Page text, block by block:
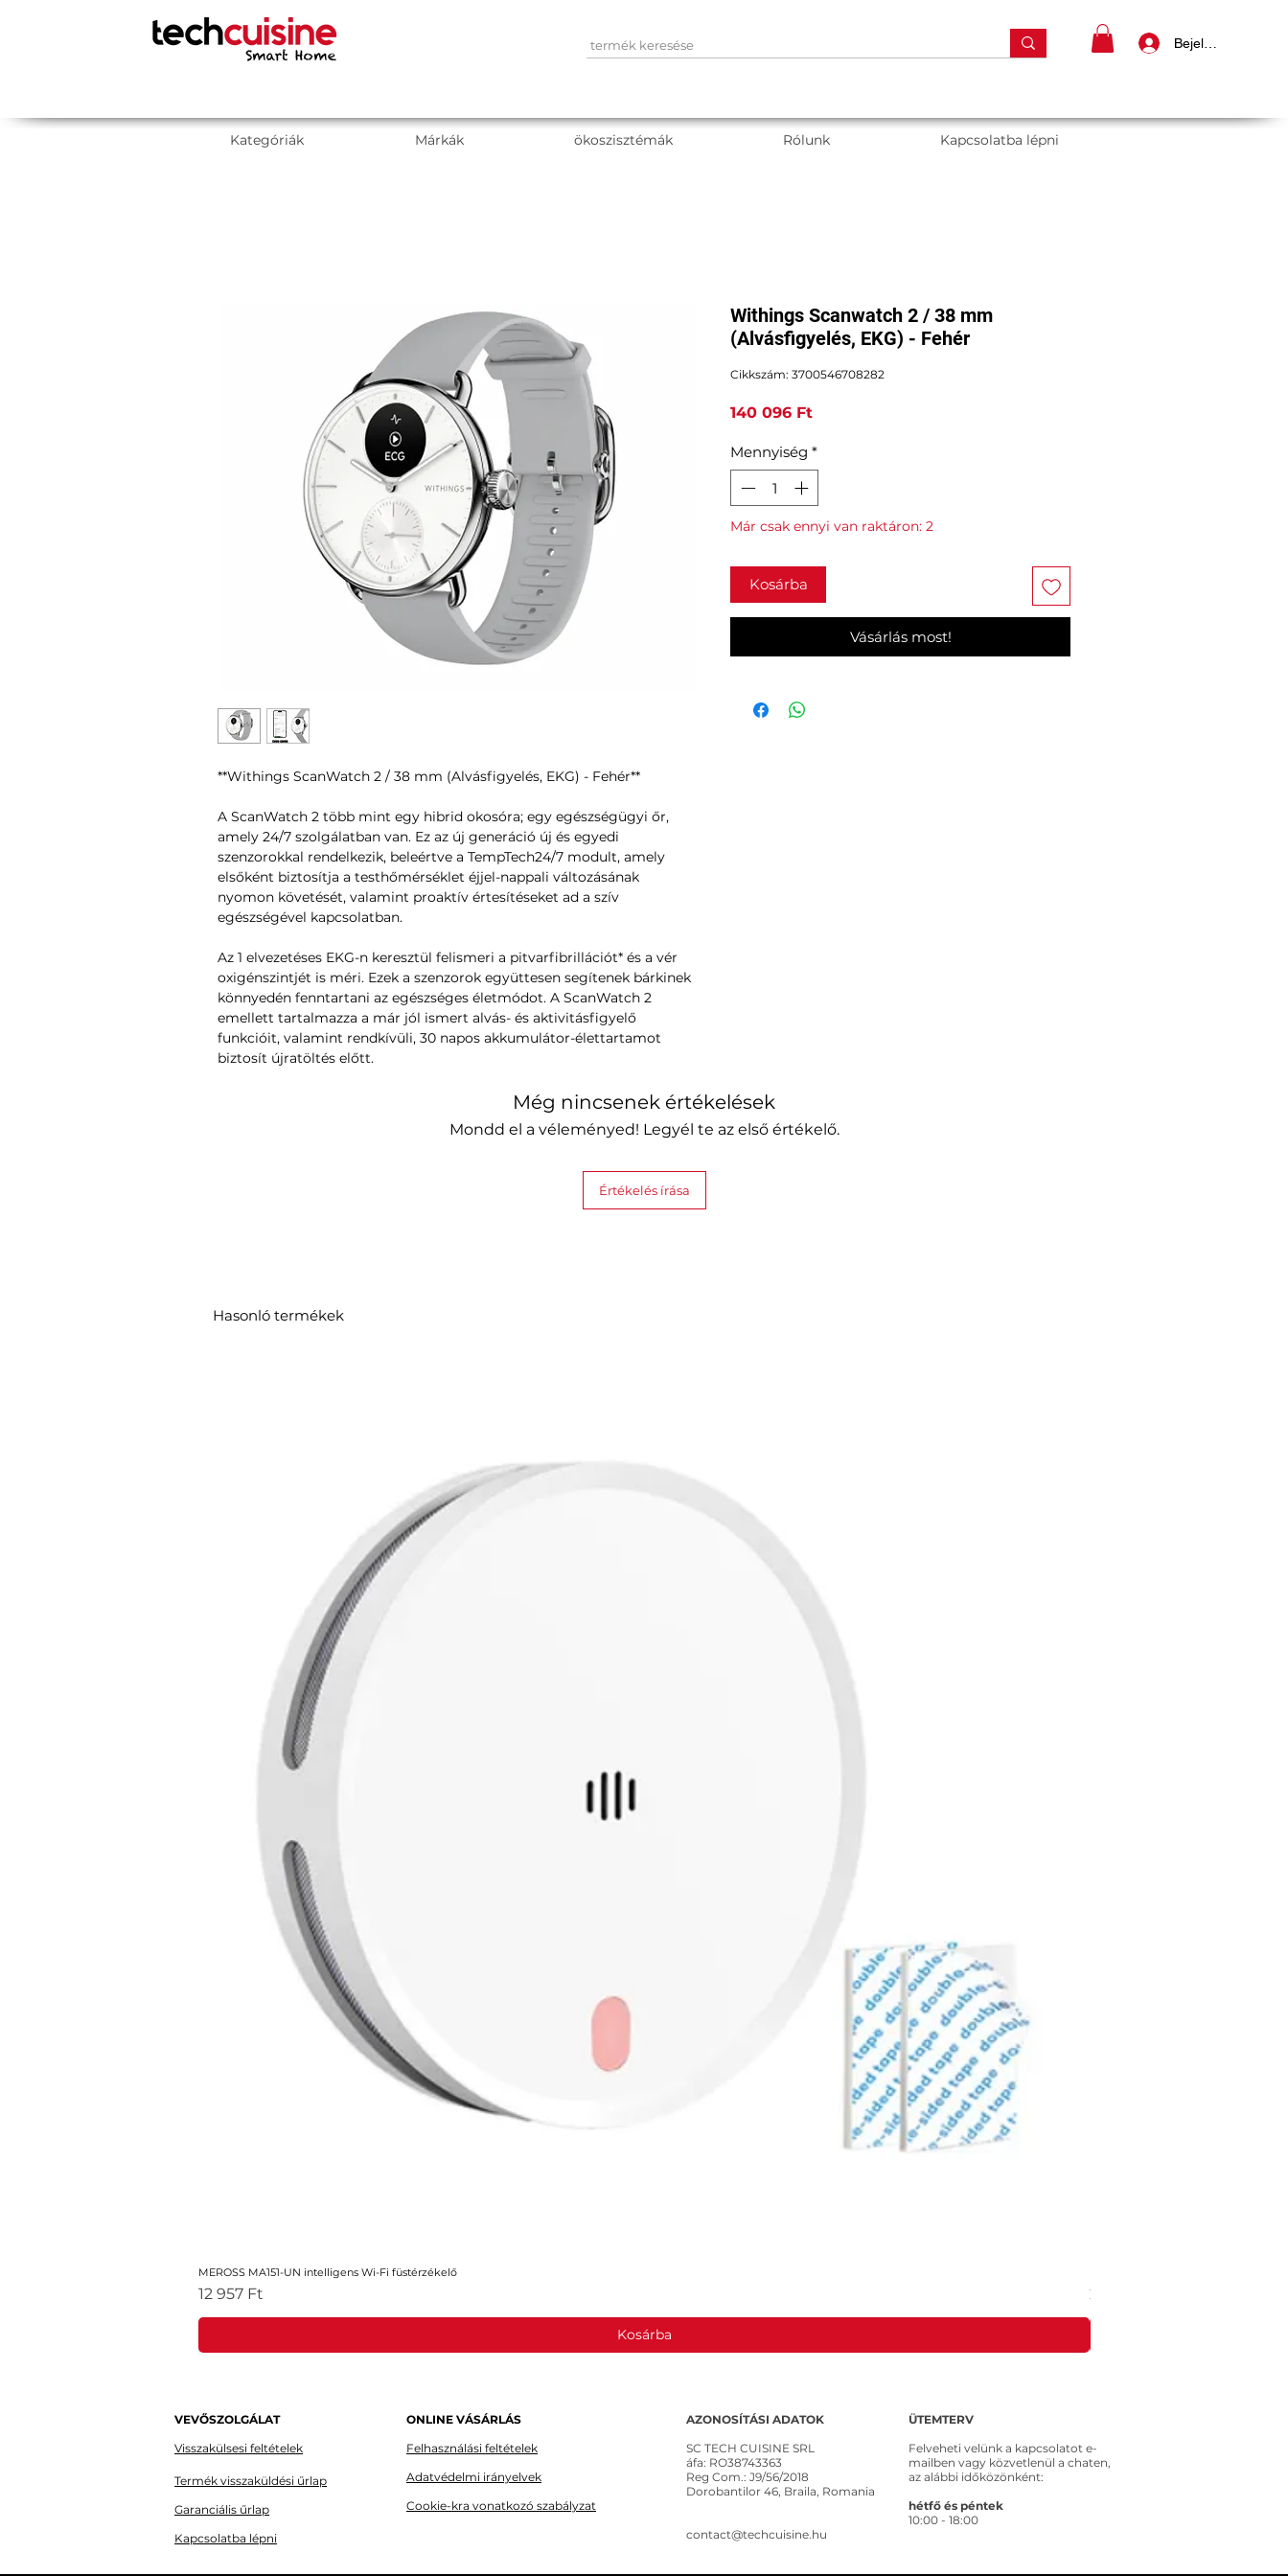
Bejelentkezés
Kategóriák Márkák ökoszisztémák Rólunk Kapcsolatba lépni
**Withings ScanWatch 2 / 38 mm (Alvásfigyelés, EKG) - Fehér**
A ScanWatch 2 több mint egy hibrid okosóra; egy egészségügyi őr,
amely 24/7 szolgálatban van. Ez az új generáció új és egyedi
szenzorokkal rendelkezik, beleértve a TempTech24/7 modult, amely
elsőként biztosítja a testhőmérséklet éjjel-nappali változásának
nyomon követését, valamint proaktív értesítéseket ad a szív
egészségével kapcsolatban.
Az 1 elvezetéses EKG-n keresztül felismeri a pitvarfibrillációt* és a vér
oxigénszintjét is méri. Ezek a szenzorok együttesen segítenek bárkinek
könnyedén fenntartani az egészséges életmódot. A ScanWatch 2
emellett tartalmazza a már jól ismert alvás- és aktivitásfigyelő
funkcióit, valamint rendkívüli, 30 napos akkumulátor-élettartamot
biztosít újratöltés előtt.
Withings Scanwatch 2 / 38 mm
(Alvásfigyelés, EKG) - Fehér
Cikkszám: 3700546708282
140 096 FtÁr
Mennyiség *
Már csak ennyi van raktáron: 2
Kosárba
Vásárlás most!
Még nincsenek értékelések
Mondd el a véleményed! Legyél te az első értékelő.
Értékelés írása
Hasonló termékek
MEROSS MA151-UN intelligens Wi-Fi füstérzékelő
Ár
12 957 Ft
Kosárba
Ár
20 653 Ft
VEVŐSZOLGÁLAT
Visszakülsesi feltételek
Termék visszaküldési űrlap
Garanciális űrlap
Kapcsolatba lépni
ONLINE VÁSÁRLÁS
Felhasználási feltételek
Adatvédelmi irányelvek
Cookie-kra vonatkozó szabályzat
AZONOSÍTÁSI ADATOK
SC TECH CUISINE SRL
áfa: RO38743363
Reg Com.: J9/56/2018
Dorobantilor 46, Braila, Romania
contact@techcuisine.hu
ÜTEMTERV
Felveheti velünk a kapcsolatot e-
mailben vagy közvetlenül a chaten,
az alábbi időközönként:
hétfő és péntek
10:00 - 18:00